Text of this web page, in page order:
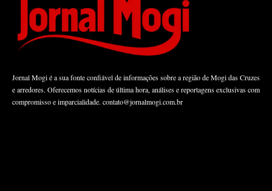
Jornal Mogi é a sua fonte confiável de informações sobre a região de Mogi das Cruzes
e arredores. Oferecemos notícias de última hora, análises e reportagens exclusivas com
compromisso e imparcialidade. contato@jornalmogi.com.br